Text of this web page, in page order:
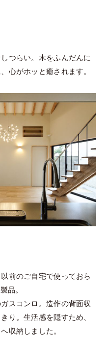
つらい。木をふんだんに
心がホッと癒されます。
前のご自宅で使っておら
品。
スコンロ。造作の背面収
り。生活感を隠すため、
収納しました。